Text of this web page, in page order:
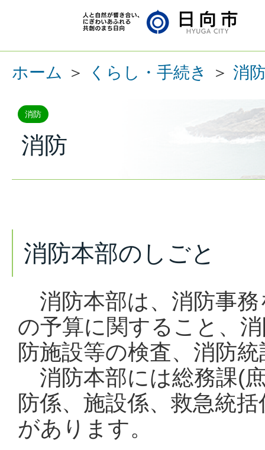
ホーム ＞ くらし・手続き ＞ 消
消防
消防
消防本部のしごと
消防本部は、消防事
の予算に関すること、
防施設等の検査、消防
消防本部には総務課(
防係、施設係、救急統
があります。